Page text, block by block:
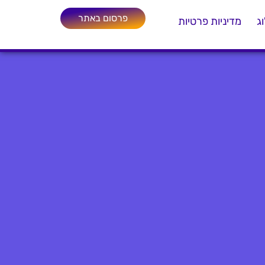
מדיניות פרטיות פרסום באתר